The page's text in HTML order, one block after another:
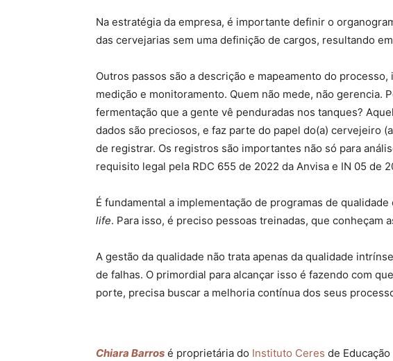
Na estratégia da empresa, é importante definir o
das cervejarias sem uma definição de cargos, resultando
Outros passos são a descrição e mapeamento do
medição e monitoramento. Quem não mede, não gerencia.
fermentação que a gente vê penduradas nos tanques?
dados são preciosos, e faz parte do papel do(a) cervejeiro
de registrar. Os registros são importantes não só para
requisito legal pela RDC 655 de 2022 da Anvisa e IN 05 de
É fundamental a implementação de programas de
life. Para isso, é preciso pessoas treinadas, que conheçam
A gestão da qualidade não trata apenas da qualidade
de falhas. O primordial para alcançar isso é fazendo com
porte, precisa buscar a melhoria contínua dos seus
Chiara Barros é proprietária do Instituto Ceres de